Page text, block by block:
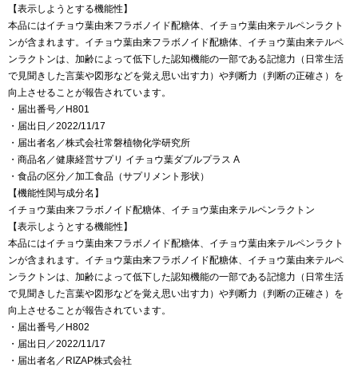
【表示しようとする機能性】
本品にはイチョウ葉由来フラボノイド配糖体、イチョウ葉由来テルペンラクト
ンが含まれます。イチョウ葉由来フラボノイド配糖体、イチョウ葉由来テルペ
ンラクトンは、加齢によって低下した認知機能の一部である記憶力（日常生活
で見聞きした言葉や図形などを覚え思い出す力）や判断力（判断の正確さ）を
向上させることが報告されています。
・届出番号／H801
・届出日／2022/11/17
・届出者名／株式会社常磐植物化学研究所
・商品名／健康経営サプリ イチョウ葉ダブルプラス A
・食品の区分／加工食品（サプリメント形状）
【機能性関与成分名】
イチョウ葉由来フラボノイド配糖体、イチョウ葉由来テルペンラクトン
【表示しようとする機能性】
本品にはイチョウ葉由来フラボノイド配糖体、イチョウ葉由来テルペンラクト
ンが含まれます。イチョウ葉由来フラボノイド配糖体、イチョウ葉由来テルペ
ンラクトンは、加齢によって低下した認知機能の一部である記憶力（日常生活
で見聞きした言葉や図形などを覚え思い出す力）や判断力（判断の正確さ）を
向上させることが報告されています。
・届出番号／H802
・届出日／2022/11/17
・届出者名／RIZAP株式会社